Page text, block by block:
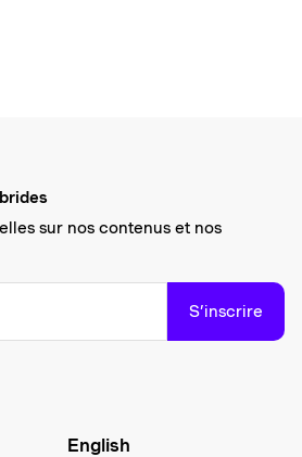
sur nos contenus et nos
S’inscrire
English